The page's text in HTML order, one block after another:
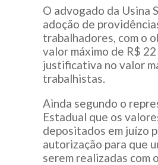
O advogado da Usina
adoção de
trabalhadores, com o
valor máximo de R$
justificativa no valor
trabalhistas.
Ainda segundo o
Estadual que os
depositados em juízo
autorização para que
serem realizadas com